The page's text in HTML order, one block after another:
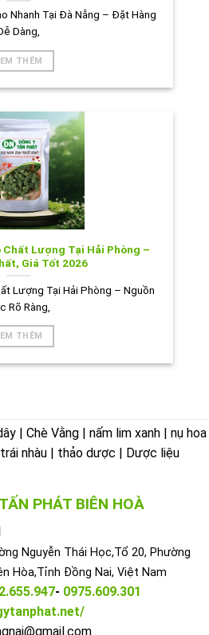
Nhanh Tại Đà Nẵng – Đặt Hàng
Dàng,
THÊM
Chất Lượng Tại Hải Phòng –
Giá Tốt 2026
Lượng Tại Hải Phòng – Nguồn
Rõ Ràng,
THÊM
| Chè Vằng | nấm lim xanh | nụ hoa
nhàu | thảo dược | Dược liệu
PHÁT BIÊN HOÀ
Nguyễn Thái Học,Tổ 20, Phường
Hòa,Tỉnh Đồng Nai, Việt Nam
- 0975.609.301